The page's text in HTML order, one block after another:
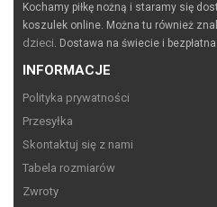
Kochamy piłkę nożną i staramy się
koszulek online. Można tu również
dzieci. Dostawa na świecie i
INFORMACJE
Polityka prywatności
Przesyłka
Skontaktuj się z nami
Tabela rozmiarów
Zwroty